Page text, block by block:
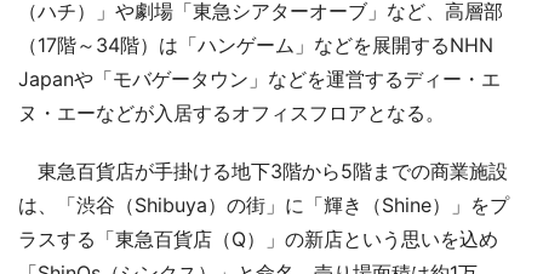
（ハチ）」や劇場「東急シアターオーブ」など、高層部
（17階～34階）は「ハンゲーム」などを展開するNHN
Japanや「モバゲータウン」などを運営するディー・エ
ヌ・エーなどが入居するオフィスフロアとなる。
東急百貨店が手掛ける地下3階から5階までの商業施設
は、「渋谷（Shibuya）の街」に「輝き（Shine）」をプ
ラスする「東急百貨店（Q）」の新店という思いを込め